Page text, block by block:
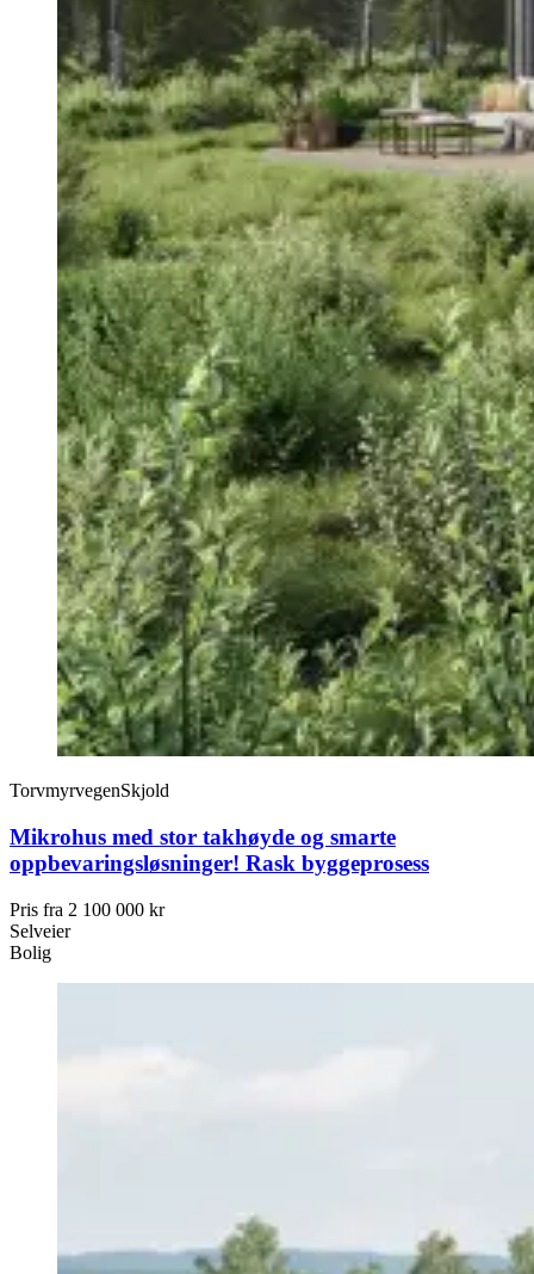
TorvmyrvegenSkjold
Mikrohus med stor takhøyde og smarte
oppbevaringsløsninger! Rask byggeprosess
Pris fra 2 100 000 kr
Selveier
Bolig